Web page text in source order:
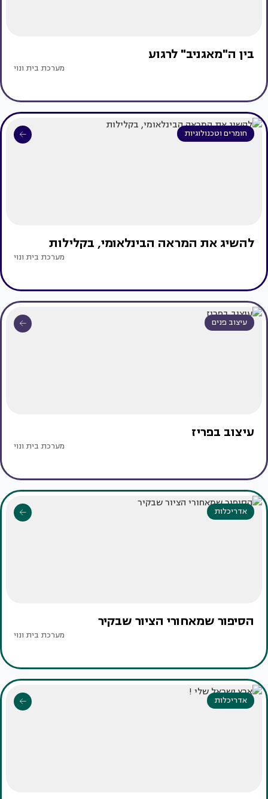
בין ה"מאגניב" לרגוע
מערכת בית ונוי
חומרים וטכנולוגיות
להשיג את המראה הבינלאומי, בקלילות
מערכת בית ונוי
עיצוב פנים
עיצוב בפריז
מערכת בית ונוי
אדריכלות
הסיפור שמאחורי הציור שבקיר
מערכת בית ונוי
אדריכלות